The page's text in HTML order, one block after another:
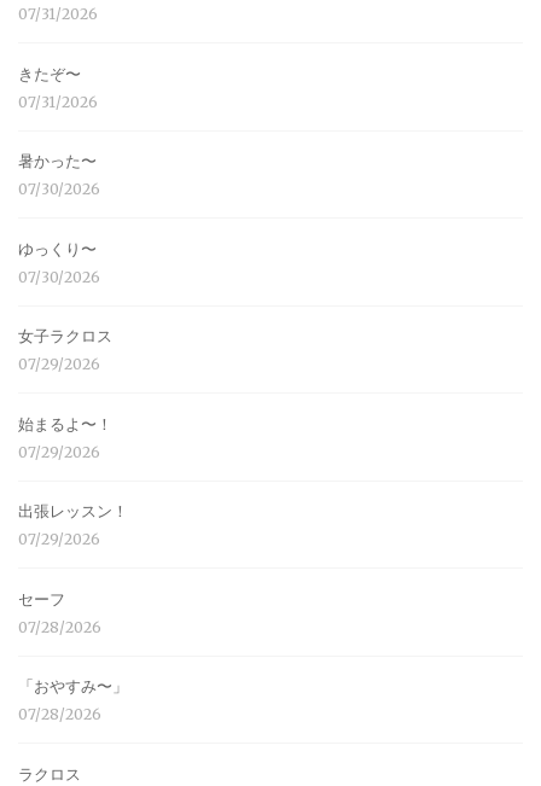
07/31/2026
きたぞ〜
07/31/2026
暑かった〜
07/30/2026
ゆっくり〜
07/30/2026
女子ラクロス
07/29/2026
始まるよ〜！
07/29/2026
出張レッスン！
07/29/2026
セーフ
07/28/2026
「おやすみ〜」
07/28/2026
ラクロス